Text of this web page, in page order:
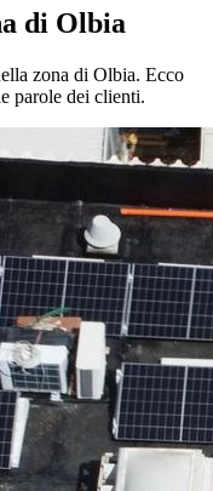
di Olbia
zona di Olbia. Ecco
parole dei clienti.